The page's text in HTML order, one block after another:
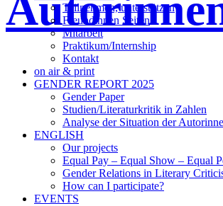
Teilnehmen, unterstützen
Freundinnen Seiten
Mitarbeit
Praktikum/Internship
Kontakt
on air & print
GENDER REPORT 2025
Gender Paper
Studien/Literaturkritik in Zahlen
Analyse der Situation der
ENGLISH
Our projects
Equal Pay – Equal Show – Equal
Gender Relations in Literary
How can I participate?
EVENTS